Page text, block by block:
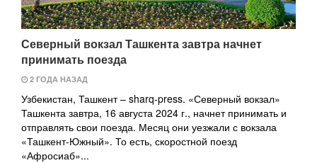
Северный вокзал Ташкента завтра начнет
принимать поезда
2 ГОДА НАЗАД
Узбекистан, Ташкент – sharq-press. «Северный вокзал»
Ташкента завтра, 16 августа 2024 г., начнет принимать и
отправлять свои поезда. Месяц они уезжали с вокзала
«Ташкент-Южный». То есть, скоростной поезд
«Афросиаб»...